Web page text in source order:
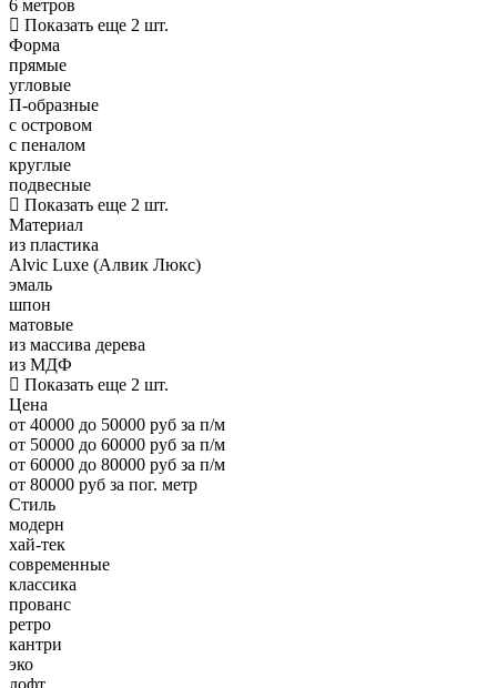
6 метров
Показать еще 2 шт.
Форма
прямые
угловые
П-образные
с островом
с пеналом
круглые
подвесные
Показать еще 2 шт.
Материал
из пластика
Alvic Luxe (Алвик Люкс)
эмаль
шпон
матовые
из массива дерева
из МДФ
Показать еще 2 шт.
Цена
от 40000 до 50000 руб за п/м
от 50000 до 60000 руб за п/м
от 60000 до 80000 руб за п/м
от 80000 руб за пог. метр
Стиль
модерн
хай-тек
современные
классика
прованс
ретро
кантри
эко
лофт